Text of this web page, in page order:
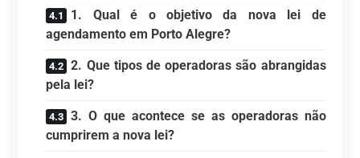
1. Qual é o objetivo da nova lei de
agendamento em Porto Alegre?
2. Que tipos de operadoras são abrangidas
pela lei?
3. O que acontece se as operadoras não
cumprirem a nova lei?